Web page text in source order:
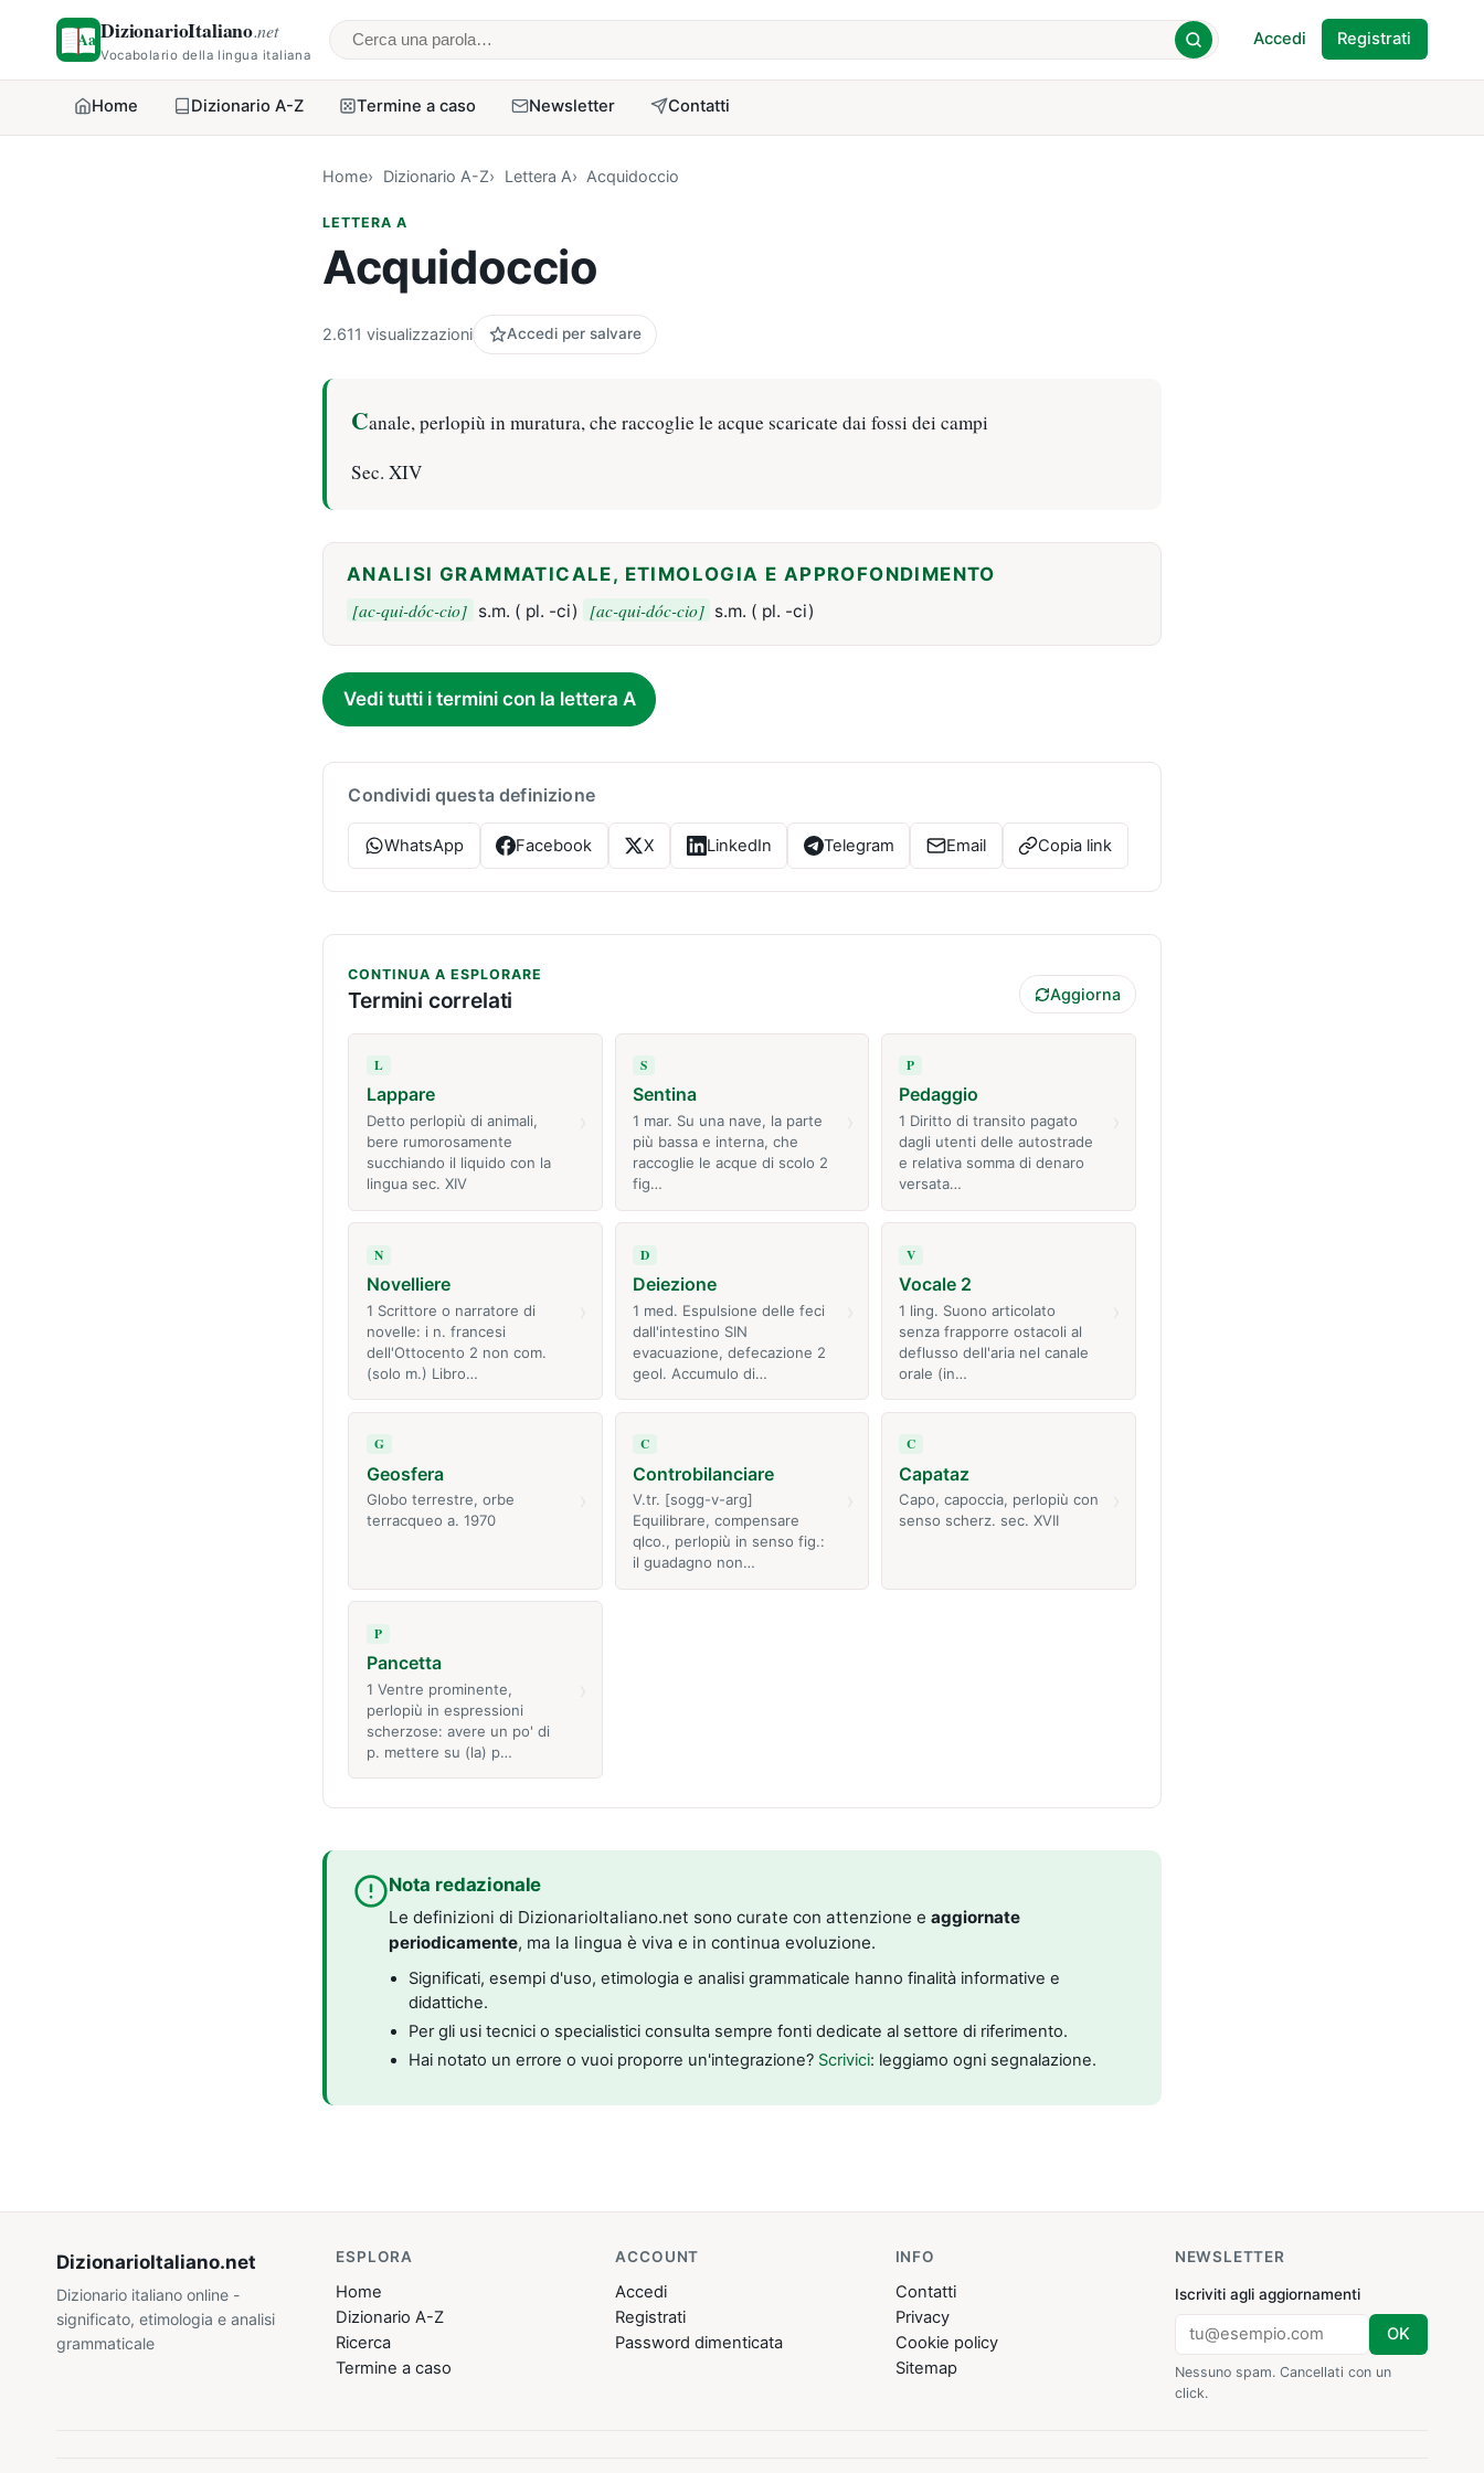
DizionarioItaliano.net
Vocabolario della lingua italiana Cerca una parola
Accedi Registrati
Home Dizionario A-Z Termine a caso Newsletter Contatti
Home Dizionario A-Z Lettera A Acquidoccio
LETTERA A
Acquidoccio
2.611 visualizzazioni Accedi per salvare
Canale, perlopiù in muratura, che raccoglie le acque scaricate dai fossi dei campi
Sec. XIV
ANALISI GRAMMATICALE, ETIMOLOGIA E APPROFONDIMENTO
[ac-qui-dóc-cio] s.m. ( pl. -ci) [ac-qui-dóc-cio] s.m. ( pl. -ci)
Vedi tutti i termini con la lettera A
Condividi questa definizione
WhatsApp Facebook X LinkedIn Telegram Email Copia link
CONTINUA A ESPLORARE
Termini correlati Aggiorna
L
Lappare
Detto perlopiù di animali,
bere rumorosamente
succhiando il liquido con la
lingua sec. XIV
S
Sentina
1 mar. Su una nave, la parte
più bassa e interna, che
raccoglie le acque di scolo 2
fig…
P
Pedaggio
1 Diritto di transito pagato
dagli utenti delle autostrade
e relativa somma di denaro
versata…
N
Novelliere
1 Scrittore o narratore di
novelle: i n. francesi
dell'Ottocento 2 non com.
(solo m.) Libro…
D
Deiezione
1 med. Espulsione delle feci
dall'intestino SIN
evacuazione, defecazione 2
geol. Accumulo di…
V
Vocale 2
1 ling. Suono articolato
senza frapporre ostacoli al
deflusso dell'aria nel canale
orale (in…
G
Geosfera
Globo terrestre, orbe
terracqueo a. 1970
C
Controbilanciare
V.tr. [sogg-v-arg]
Equilibrare, compensare
qlco., perlopiù in senso fig.:
il guadagno non…
C
Capataz
Capo, capoccia, perlopiù con
senso scherz. sec. XVII
P
Pancetta
1 Ventre prominente,
perlopiù in espressioni
scherzose: avere un po' di
p. mettere su (la) p…
Nota redazionale
Le definizioni di DizionarioItaliano.net sono curate con attenzione e aggiornate
periodicamente, ma la lingua è viva e in continua evoluzione.
Significati, esempi d'uso, etimologia e analisi grammaticale hanno finalità informative e
didattiche.
Per gli usi tecnici o specialistici consulta sempre fonti dedicate al settore di riferimento.
Hai notato un errore o vuoi proporre un'integrazione? Scrivici: leggiamo ogni segnalazione.
DizionarioItaliano.net
Dizionario italiano online -
significato, etimologia e analisi
grammaticale
ESPLORA
Home
Dizionario A-Z
Ricerca
Termine a caso
ACCOUNT
Accedi
Registrati
Password dimenticata
INFO
Contatti
Privacy
Cookie policy
Sitemap
NEWSLETTER
Iscriviti agli aggiornamenti
OK
Nessuno spam. Cancellati con un
click.